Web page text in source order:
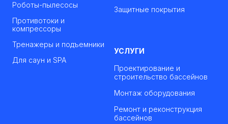
Роботы-пылесосы
Противотоки и
компрессоры
Тренажеры и подъемники
Для саун и SPA
Защитные покрытия
УСЛУГИ
Проектирование и
строительство бассейнов
Монтаж оборудования
Ремонт и реконструкция
бассейнов